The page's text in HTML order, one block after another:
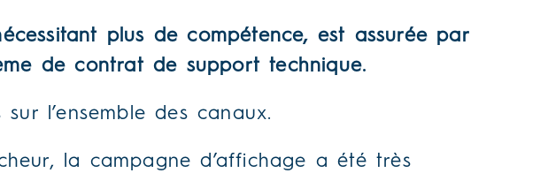
plus de compétence, est assurée par
de contrat de support technique.
l’ensemble des canaux.
la campagne d’affichage a été très